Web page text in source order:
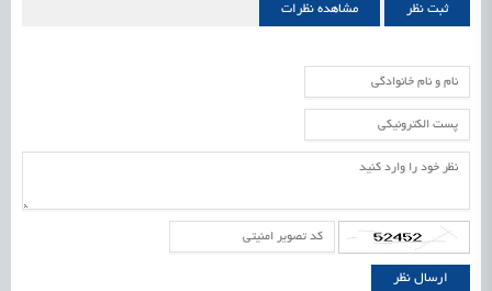
ثبت نظر مشاهده نظرات